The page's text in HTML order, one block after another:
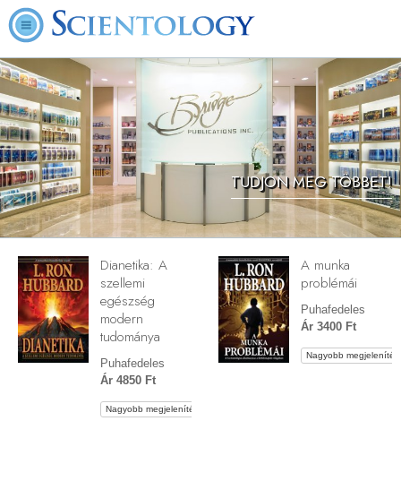
TUDJON MEG TÖBBET!
Dianetika: A
szellemi
egészség
modern
tudománya
Puhafedeles
Ár 4850 Ft
Nagyobb megjelenítés
A munka
problémái
Puhafedeles
Ár 3400 Ft
Nagyobb megjelenítés